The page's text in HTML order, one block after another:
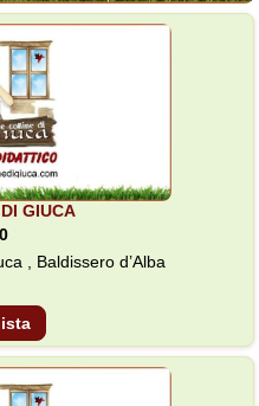
GIUCA
, Baldissero d’Alba